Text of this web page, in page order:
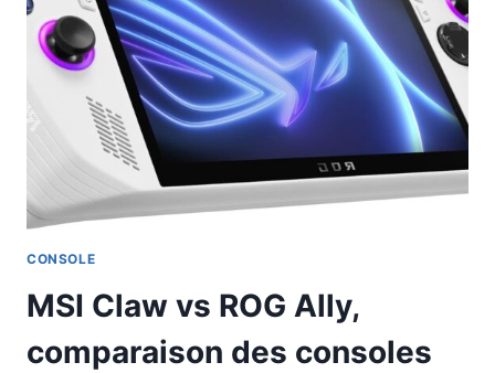
CONSOLE
MSI Claw vs ROG Ally,
comparaison des consoles